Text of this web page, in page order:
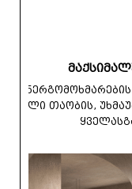
ახალი თაობის,